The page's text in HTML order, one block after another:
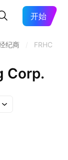
开始
纪商 FRHC
Corp.